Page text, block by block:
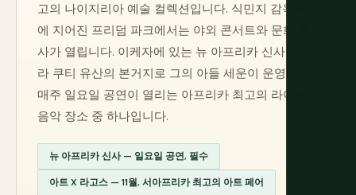
고의 나이지리아 예술 컬렉션입니다. 식민지 감옥 터
에 지어진 프리덤 파크에서는 야외 콘서트와 문화 행
사가 열립니다. 이케자에 있는 뉴 아프리카 신사 — 펠
라 쿠티 유산의 본거지로 그의 아들 세운이 운영 — 는
매주 일요일 공연이 열리는 아프리카 최고의 라이브
음악 장소 중 하나입니다.
뉴 아프리카 신사 — 일요일 공연, 필수
아트 X 라고스 — 11월, 서아프리카 최고의 아트 페어